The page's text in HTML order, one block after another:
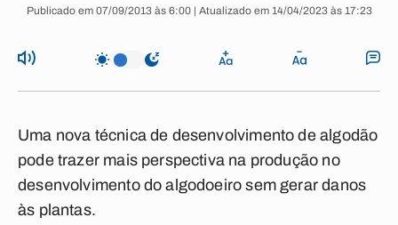
Publicado em 07/09/2013 às 6:00 | Atualizado em 14/04/2023 às 17:23
Uma nova técnica de desenvolvimento de algodão
pode trazer mais perspectiva na produção no
desenvolvimento do algodoeiro sem gerar danos
às plantas.